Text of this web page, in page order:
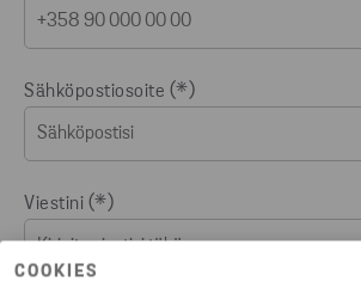
COOKIES
Sähköpostiosoite
Viestini